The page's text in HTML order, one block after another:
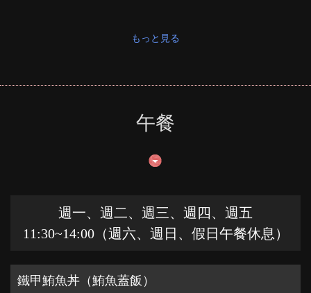
もっと見る
午餐
週一、週二、週三、週四、週五
11:30~14:00（週六、週日、假日午餐休息）
鐵甲鮪魚丼（鮪魚蓋飯）